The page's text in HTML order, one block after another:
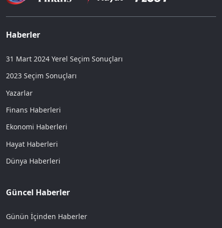
Haberler
31 Mart 2024 Yerel Seçim Sonuçları
2023 Seçim Sonuçları
Yazarlar
Finans Haberleri
Ekonomi Haberleri
Hayat Haberleri
Dünya Haberleri
Güncel Haberler
Günün İçinden Haberler